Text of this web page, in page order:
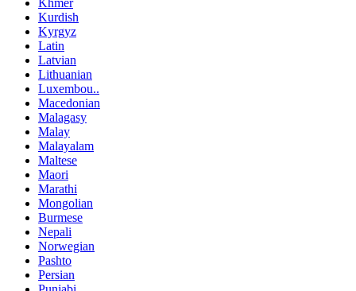
Khmer
Kurdish
Kyrgyz
Latin
Latvian
Lithuanian
Luxembou..
Macedonian
Malagasy
Malay
Malayalam
Maltese
Maori
Marathi
Mongolian
Burmese
Nepali
Norwegian
Pashto
Persian